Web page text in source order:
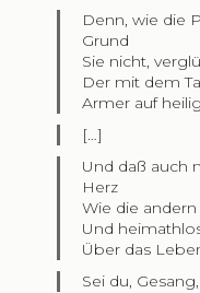
Denn, wie die
Grund
Sie nicht,
Der mit dem
Armer auf
[…]
Und daß auch
Herz
Wie die
Und
Über das
Sei du,